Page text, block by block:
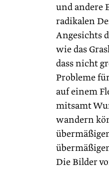
und andere
radikalen
Angesichts
wie das
dass nicht
Probleme
auf einem
mitsamt
wandern
Die Bilder